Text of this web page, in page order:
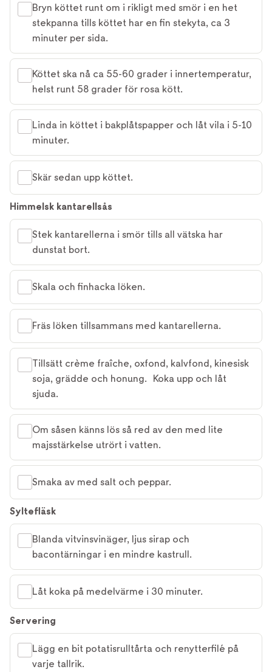
Bryn köttet runt om i rikligt med smör i en het
stekpanna tills köttet har en fin stekyta, ca 3
minuter per sida.
Köttet ska nå ca 55-60 grader i innertemperatur,
helst runt 58 grader för rosa kött.
Linda in köttet i bakplåtspapper och låt vila i 5-10
minuter.
Skär sedan upp köttet.
Himmelsk kantarellsås
Stek kantarellerna i smör tills all vätska har
dunstat bort.
Skala och finhacka löken.
Fräs löken tillsammans med kantarellerna.
Tillsätt crème fraîche, oxfond, kalvfond, kinesisk
soja, grädde och honung. Koka upp och låt
sjuda.
Om såsen känns lös så red av den med lite
majsstärkelse utrört i vatten.
Smaka av med salt och peppar.
Syltefläsk
Blanda vitvinsvinäger, ljus sirap och
bacontärningar i en mindre kastrull.
Låt koka på medelvärme i 30 minuter.
Servering
Lägg en bit potatisrulltårta och renytterfilé på
varje tallrik.